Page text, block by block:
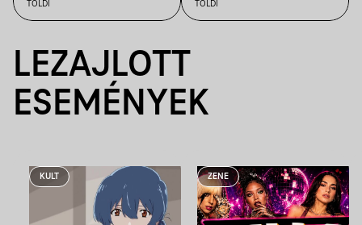
KALAMANKA
TOLDI TOLDI
LEZAJLOTT
ESEMÉNYEK
KULT ZENE